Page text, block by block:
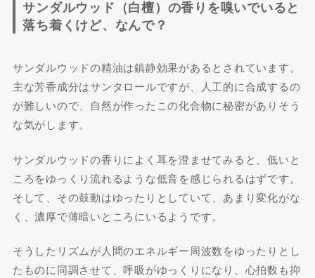
サンダルウッド（白檀）の香りを嗅いでいると
落ち着くけど、なんで？
サンダルウッドの精油は鎮静効果があるとされています。
主な芳香成分はサンタロールですが、人工的に合成するの
が難しいので、自然が作ったこの化合物に秘密がありそう
な気がします。
サンダルウッドの香りによく耳を澄ませてみると、低いと
ころをゆっくり流れるような低音を感じられるはずです。
そして、その鼓動はゆったりとしていて、あまり変化がな
く、濃厚で薄暗いところにいるようです。
そうしたリズムが人間のエネルギー周波数をゆったりとし
たものに同調させて、呼吸がゆっくりになり、心拍数も抑